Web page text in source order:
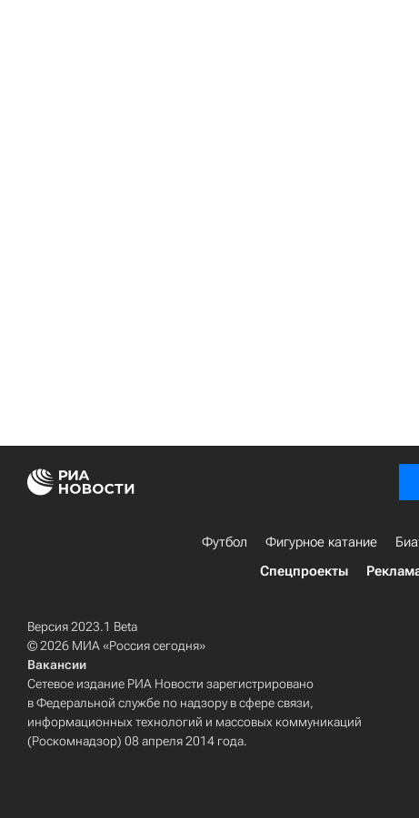
Футбол Фигурное катание
Спецпроекты
Версия 2023.1 Beta
© 2026 МИА «Россия сегодня»
Вакансии
Сетевое издание РИА Новости зарегистрировано
в Федеральной службе по надзору в сфере связи,
информационных технологий и массовых коммуникаций
(Роскомнадзор) 08 апреля 2014 года.